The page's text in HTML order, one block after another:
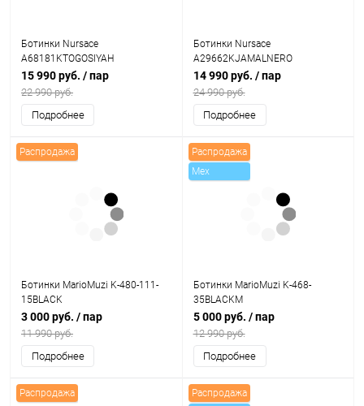
Ботинки Nursace
A68181KTOGOSIYAH
15 990 руб. / пар
22 990 руб.
Подробнее
Ботинки Nursace
A29662KJAMALNERO
14 990 руб. / пар
24 990 руб.
Подробнее
Распродажа
Ботинки MarioMuzi K-480-111-
15BLACK
3 000 руб. / пар
11 990 руб.
Подробнее
Распродажа
Mex
Ботинки MarioMuzi K-468-
35BLACKM
5 000 руб. / пар
12 990 руб.
Подробнее
Распродажа
Распродажа